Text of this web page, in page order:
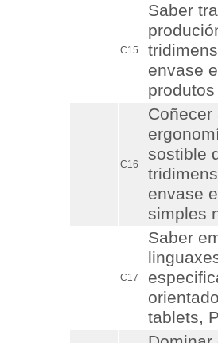
C15
Saber
envase
C16
sostible
envase
simples
C17
Saber
tablets,